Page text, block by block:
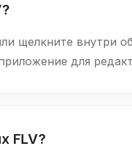
щелкните внутри
для
FLV?